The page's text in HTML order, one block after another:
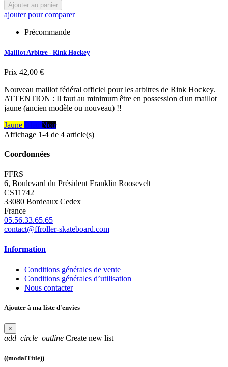
Ajouter au panier
ajouter pour comparer
Précommande
Maillot Arbitre - Rink Hockey
Prix 42,00 €
Nouveau maillot fédéral officiel pour les arbitres de Rink Hockey.
ATTENTION : Il faut au minimum être en possession d'un maillot
jaune (ancien modèle ou nouveau) !!
Jaune
Noir
Affichage 1-4 de 4 article(s)
Coordonnées
FFRS
6, Boulevard du Président Franklin Roosevelt
CS11742
33080 Bordeaux Cedex
France
05.56.33.65.65
contact@ffroller-skateboard.com
Information
Conditions générales de vente
Conditions générales d’utilisation
Nous contacter
Ajouter à ma liste d'envies
×
add_circle_outline Create new list
((modalTitle))